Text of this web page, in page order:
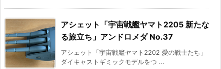
アシェット「宇宙戦艦ヤマト2205 新たな
る旅立ち」アンドロメダ No.37
アシェット「宇宙戦艦ヤマト2202 愛の戦士たち」
ダイキャストギミックモデルをつ ...